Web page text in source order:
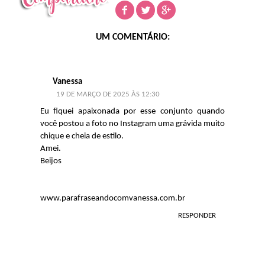
UM COMENTÁRIO:
Vanessa
19 DE MARÇO DE 2025 ÀS 12:30
Eu fiquei apaixonada por esse conjunto quando
você postou a foto no Instagram uma grávida muito
chique e cheia de estilo.
Amei.
Beijos
www.parafraseandocomvanessa.com.br
RESPONDER